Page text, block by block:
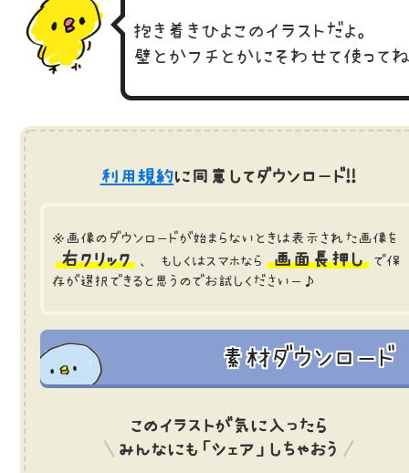
抱き着きひよこのイラストだよ。
壁とかフチとかにそわせて使って
利用規約に同意してダウンロード!!
※画像のダウンロードが始まらないときは表示された画像を
右クリック 、 もしくはスマホなら 画面長押し
で保
存が選択できると思うのでお試しくださいー♪
素材ダウンロード
このイラストが気に入ったら
みんなにも「シェア」しちゃおう